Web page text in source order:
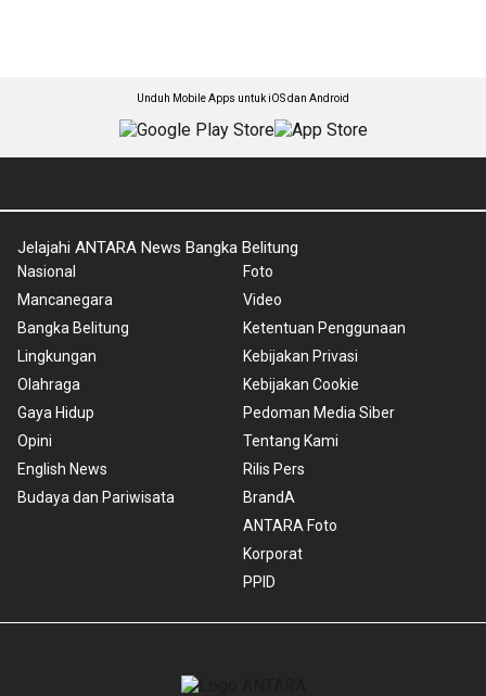
Unduh Mobile Apps untuk iOS dan Android
Jelajahi ANTARA News Bangka Belitung
Nasional
Mancanegara
Bangka Belitung
Lingkungan
Olahraga
Gaya Hidup
Opini
English News
Budaya dan Pariwisata
Foto
Video
Ketentuan Penggunaan
Kebijakan Privasi
Kebijakan Cookie
Pedoman Media Siber
Tentang Kami
Rilis Pers
BrandA
ANTARA Foto
Korporat
PPID